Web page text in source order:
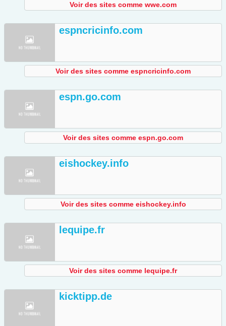
Voir des sites comme wwe.com
espncricinfo.com
Voir des sites comme espncricinfo.com
espn.go.com
Voir des sites comme espn.go.com
eishockey.info
Voir des sites comme eishockey.info
lequipe.fr
Voir des sites comme lequipe.fr
kicktipp.de